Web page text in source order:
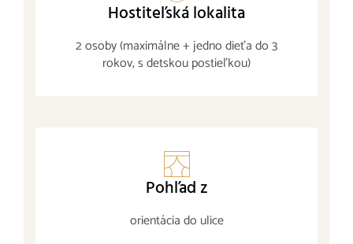
Hostiteľská lokalita
2 osoby (maximálne + jedno dieťa do 3
rokov, s detskou postieľkou)
Pohľad z
orientácia do ulice